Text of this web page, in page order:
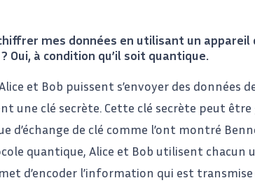
mes données en utilisant un appareil
? Oui, à condition qu’il soit quantique.
et Bob puissent s’envoyer des
une clé secrète. Cette clé secrète peut
d’échange de clé comme l’ont montré
quantique, Alice et Bob utilisent chacun
d’encoder l’information qui est transmise